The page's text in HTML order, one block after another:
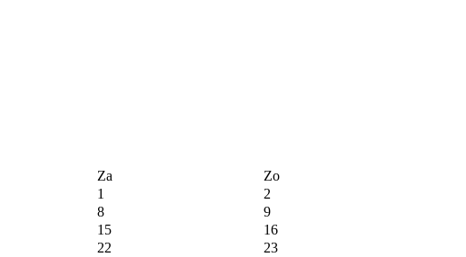
Za
Zo
1
2
8
9
15
16
22
23